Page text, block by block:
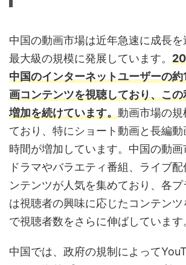
中国の動画市場は近年急速に成長
最大級の規模に発展しています。
中国のインターネットユーザーの
画コンテンツを視聴しており、こ
増加を続けています。動画市場の
ており、特にショート動画と長編
時間が増加しています。中国の動
ドラマやバラエティ番組、ライブ
ンテンツが人気を集めており、各
は視聴者の興味に応じたコンテンツ
で視聴者数をさらに伸ばしています
中国では、政府の規制によって